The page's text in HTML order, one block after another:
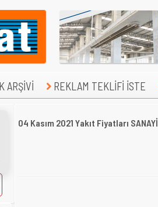
ARŞİVİ REKLAM TEKLİFİ İSTE
04 Kasım 2021 Yakıt Fiyatları SANAYİ